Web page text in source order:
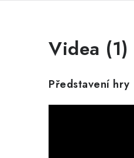
Videa (1)
Představení hry